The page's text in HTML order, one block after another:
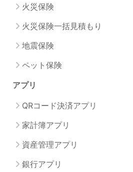
火災保険
火災保険一括見積もり
地震保険
ペット保険
アプリ
QRコード決済アプリ
家計簿アプリ
資産管理アプリ
銀行アプリ